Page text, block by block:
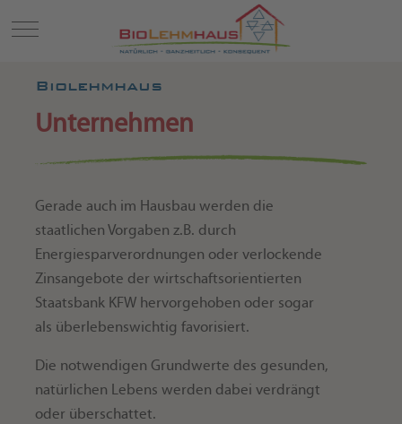
Mobile Menu Toggle
Biolehmhaus
Unternehmen
Gerade auch im Hausbau werden die
staatlichen Vorgaben z.B. durch
Energiesparverordnungen oder verlockende
Zinsangebote der wirtschaftsorientierten
Staatsbank KFW hervorgehoben oder sogar
als überlebenswichtig favorisiert.
Die notwendigen Grundwerte des gesunden,
natürlichen Lebens werden dabei verdrängt
oder überschattet.